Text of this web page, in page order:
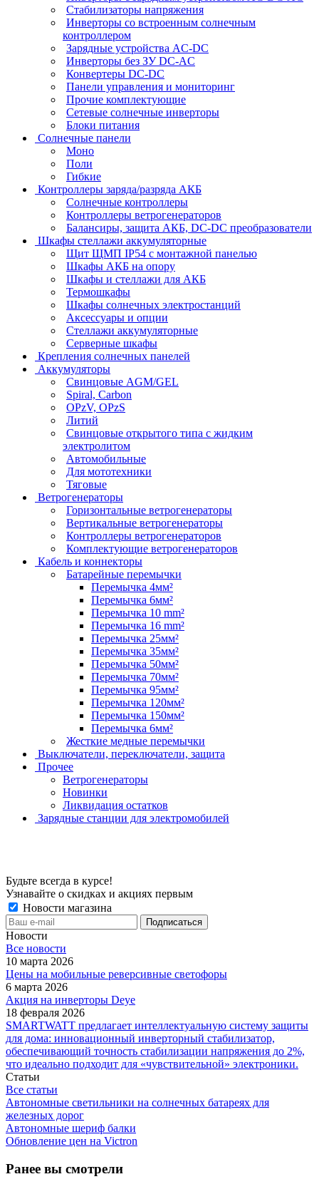
Стабилизаторы напряжения
Инверторы со встроенным солнечным
контроллером
Зарядные устройства AC-DC
Инверторы без ЗУ DC-AC
Конвертеры DC-DC
Панели управления и мониторинг
Прочие комплектующие
Сетевые солнечные инверторы
Блоки питания
Солнечные панели
Моно
Поли
Гибкие
Контроллеры заряда/разряда АКБ
Солнечные контроллеры
Контроллеры ветрогенераторов
Балансиры, защита АКБ, DC-DC преобразователи
Шкафы стеллажи аккумуляторные
Щит ЩМП IP54 с монтажной панелью
Шкафы АКБ на опору
Шкафы и стеллажи для АКБ
Термошкафы
Шкафы солнечных электростанций
Аксессуары и опции
Стеллажи аккумуляторные
Серверные шкафы
Крепления солнечных панелей
Аккумуляторы
Свинцовые AGM/GEL
Spiral, Carbon
OPzV, OPzS
Литий
Свинцовые открытого типа с жидким
электролитом
Автомобильные
Для мототехники
Тяговые
Ветрогенераторы
Горизонтальные ветрогенераторы
Вертикальные ветрогенераторы
Контроллеры ветрогенераторов
Комплектующие ветрогенераторов
Кабель и коннекторы
Батарейные перемычки
Перемычка 4мм²
Перемычка 6мм²
Перемычка 10 mm²
Перемычка 16 mm²
Перемычка 25мм²
Перемычка 35мм²
Перемычка 50мм²
Перемычка 70мм²
Перемычка 95мм²
Перемычка 120мм²
Перемычка 150мм²
Перемычка 6мм²
Жесткие медные перемычки
Выключатели, переключатели, защита
Прочее
Ветрогенераторы
Новинки
Ликвидация остатков
Зарядные станции для электромобилей
Будьте всегда в курсе!
Узнавайте о скидках и акциях первым
Новости магазина
Новости
Все новости
10 марта 2026
Цены на мобильные реверсивные светофоры
6 марта 2026
Акция на инверторы Deye
18 февраля 2026
SMARTWATT предлагает интеллектуальную систему защиты
для дома: инновационный инверторный стабилизатор,
обеспечивающий точность стабилизации напряжения до 2%,
что идеально подходит для «чувствительной» электроники.
Статьи
Все статьи
Автономные светильники на солнечных батареях для
железных дорог
Автономные шериф балки
Обновление цен на Victron
Ранее вы смотрели